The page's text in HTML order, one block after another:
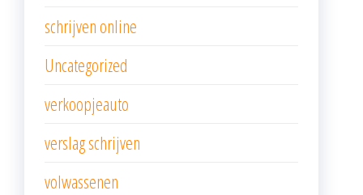
schrijven online
Uncategorized
verkoopjeauto
verslag schrijven
volwassenen